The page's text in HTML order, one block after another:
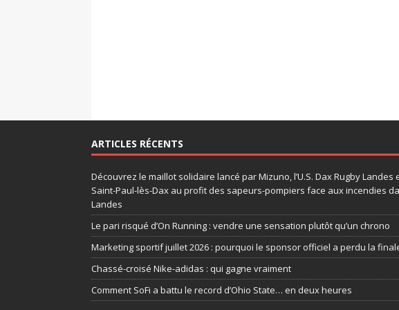
ARTICLES RÉCENTS
Découvrez le maillot solidaire lancé par Mizuno, l’U.S. Dax Rugby Landes
Saint-Paul-lès-Dax au profit des sapeurs-pompiers face aux incendies
Landes
Le pari risqué d’On Running : vendre une sensation plutôt qu’un chrono
Marketing sportif juillet 2026 : pourquoi le sponsor officiel a perdu la
Chassé-croisé Nike-adidas : qui gagne vraiment
Comment SoFi a battu le record d’Ohio State… en deux heures